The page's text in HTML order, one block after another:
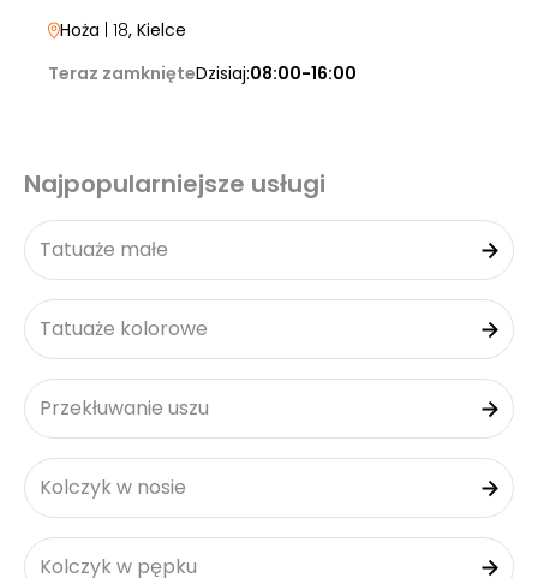
Hoża | 18, Kielce
Teraz zamknięteDzisiaj:08:00-16:00
Najpopularniejsze usługi
Tatuaże małe
Tatuaże kolorowe
Przekłuwanie uszu
Kolczyk w nosie
Kolczyk w pępku